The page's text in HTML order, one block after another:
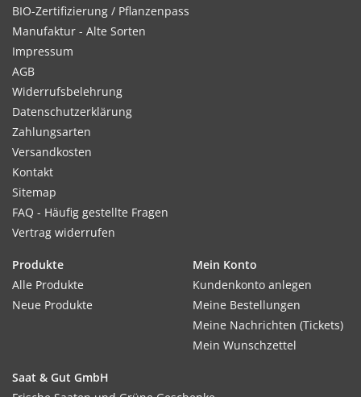
BIO-Zertifizierung / Pflanzenpass
Manufaktur - Alte Sorten
Impressum
AGB
Widerrufsbelehrung
Datenschutzerklärung
Zahlungsarten
Versandkosten
Kontakt
Sitemap
FAQ - Häufig gestellte Fragen
Vertrag widerrufen
Produkte
Alle Produkte
Neue Produkte
Mein Konto
Kundenkonto anlegen
Meine Bestellungen
Meine Nachrichten (Tickets)
Mein Wunschzettel
Saat & Gut GmbH